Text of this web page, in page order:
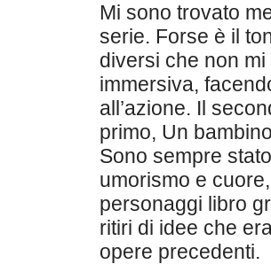
Mi sono trovato
serie. Forse è il
diversi che non
immersiva,
all’azione. Il
primo, Un
Sono sempre
umorismo e
personaggi libro
ritiri di idee che
opere precedenti.